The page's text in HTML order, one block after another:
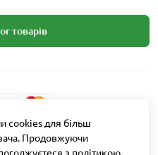
товарів
Solutions
cookies для більш
Продовжуючи